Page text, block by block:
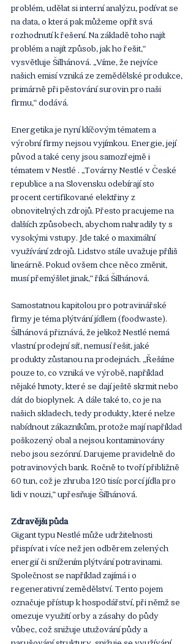
problém, udělat si interní analýzu, podívat se
na data, o která pak můžeme opřít svá
rozhodnutí k řešení. Na základě toho najít
problém a najít způsob, jak ho řešit,“
vysvětluje Šilhánová. „Víme, že nejvíce
našich emisí vzniká ze zemědělské produkce,
primárně při pěstování surovin pro naši
firmu,“dodává.
Energetika je nyní klíčovým tématem a
výrobní firmy nejsou vyjímkou. Energie, její
původ a také ceny jsou samozřejmě i
tématem v Nestlé . „Továrny Nestlé v České
republice a na Slovensku odebírají sto
procent certifikované elektřiny z
obnovitelných zdrojů. Přesto pracujeme na
dalších způsobech, abychom nahradily ty s
vysokými vstupy. Jde také o maximální
využívání zdrojů. Lidstvo stále uvažuje příliš
lineárně. Pokud ovšem chce něco změnit,
musí přemýšlet jinak,“ říká Šilhánová.
Samostatnou kapitolou pro potravinářské
firmy je téma plýtvání jídlem (foodwaste).
Šilhánová přiznává, že jelikož Nestlé nemá
vlastní prodejní síť, nemusí řešit, jaké
produkty zůstanou na prodejnách. „Řešíme
pouze to, co vzniká ve výrobě, například
nějaké hmoty, které se dají ještě skrmit nebo
dát do bioplynek. A dále také to, co je na
našich skladech, tedy produkty, které nelze
nabídnout zákazníkům, protože mají například
poškozený obal a nejsou kontaminovány
nebo jsou sezónní. Darujeme pravidelně do
potravinových bank. Ročně to tvoří přibližně
60 tun, což je zhruba 120 tisíc porcí jídla pro
lidi v nouzi,“ upřesňuje Šilhánová.
Zdravější půda
Gigant typu Nestlé může udržitelnosti
přispívat i více než jen odběrem zelených
energií či snížením plýtvání potravinami.
Společnost se například zajímá i o
regenerativní zemědělství. Tento pojem
označuje přístup k hospodářství, při němž se
omezuje využití orby a zásahy do půdy
vůbec, což snižuje utužování půdy a